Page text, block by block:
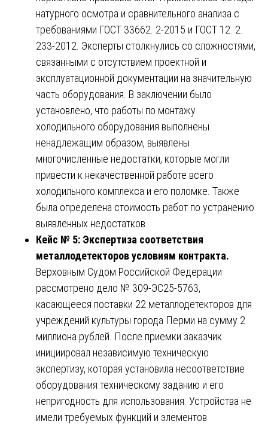
натурного осмотра и сравнительного анализа с
требованиями ГОСТ 33662. 2-2015 и ГОСТ 12. 2.
233-2012. Эксперты столкнулись со сложностями,
связанными с отсутствием проектной и
эксплуатационной документации на значительную
часть оборудования. В заключении было
установлено, что работы по монтажу
холодильного оборудования выполнены
ненадлежащим образом, выявлены
многочисленные недостатки, которые могли
привести к некачественной работе всего
холодильного комплекса и его поломке. Также
была определена стоимость работ по устранению
выявленных недостатков.
Кейс № 5: Экспертиза соответствия
металлодетекторов условиям контракта.
Верховным Судом Российской Федерации
рассмотрено дело № 309-ЭС25-5763,
касающееся поставки 22 металлодетекторов для
учреждений культуры города Перми на сумму 2
миллиона рублей. После приемки заказчик
инициировал независимую техническую
экспертизу, которая установила несоответствие
оборудования техническому заданию и его
непригодность для использования. Устройства не
имели требуемых функций и элементов